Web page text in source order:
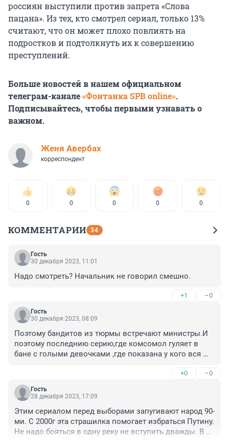
россиян выступили против запрета «Слова
пацана». Из тех, кто смотрел сериал, только 13%
считают, что он может плохо повлиять на
подростков и подтолкнуть их к совершению
преступлений.
Больше новостей в нашем официальном
телеграм-канале«Фонтанка SPB online».
Подписывайтесь, чтобы первыми узнавать о
важном.
Женя Авербах
корреспондент
0 0 0 0 0
КОММЕНТАРИИ 34
Гость
30 декабря 2023, 11:01
Надо смотреть? Начальник не говорил смешно.
+1 –0
Гость
30 декабря 2023, 08:09
Поэтому бандитов из тюрмы встречают министры.И
поэтому последнию серию,где комсомол гуляет в
бане с голыми девочками ,где показана у кого вся
переделана за неделю.Выводы делайте сами.+0 –0
Гость
28 декабря 2023, 17:09
Этим сериалом перед выборами запугивают народ 90-
ми. С 2000г эта страшилка помогает избраться Путину.
Не надо бояться в одну реку не вступить дважды. В